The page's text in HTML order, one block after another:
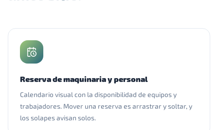
Reserva de maquinaria y personal
Calendario visual con la disponibilidad de equipos y
trabajadores. Mover una reserva es arrastrar y soltar, y
los solapes avisan solos.